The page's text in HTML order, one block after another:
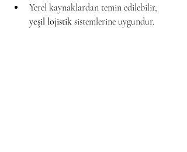
Yerel kaynaklardan temin edilebilir,
yeşil lojistik sistemlerine uygundur.